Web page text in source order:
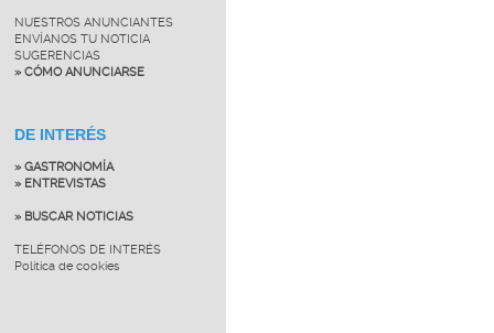
NUESTROS ANUNCIANTES
ENVÍANOS TU NOTICIA
SUGERENCIAS
» CÓMO ANUNCIARSE
DE INTERÉS
» GASTRONOMÍA
» ENTREVISTAS
» BUSCAR NOTICIAS
TELÉFONOS DE INTERÉS
Política de cookies